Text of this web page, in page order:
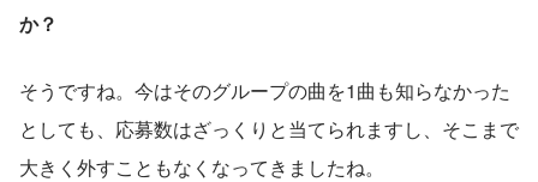
か？
そうですね。今はそのグループの曲を1曲も知らなかった
としても、応募数はざっくりと当てられますし、そこまで
大きく外すこともなくなってきましたね。